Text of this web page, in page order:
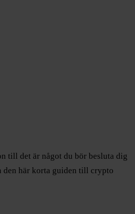
till det är något du bör besluta dig
den här korta guiden till crypto